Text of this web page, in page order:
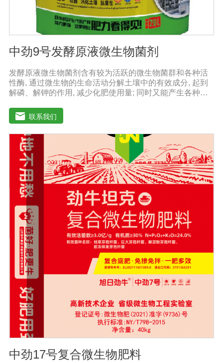
中劲9号发酵原液微生物菌剂
发酵原液微生物菌剂含有较为活跃的微生物菌群和各种活
性酶, 通过微生物的生命活动分解土壤中的有效成分, 起到
解磷、解钾的作用, 减少化肥使用量; 同时又能产生各种农
刺激调节植物生长; 并且能产生抗生素、系统防卫酶等多种
物质, 可以抑制细菌或真菌性病害或诱导系统抗性, 间接达
到促进植物生长的作用。【产品功能】1、改善土填养分疏
松土壤, 提高土壤通透性和保水保肥能力, 增加土壤有机质
防止板结, 有效解决因连工连作、重茬等原因造成的减产问
题。2、解磷解钾、提高化肥利用率有效菌能分解土壤中的
有机质, 减少氨肥的流失; 其中解钾解磷菌能将土壤中固化
的化学钾肥、化学磷肥分解转化为速效钾、速效磷。3、改
善作物品质使用菌剂后, 作物中的蛋白质、糖分、氮基酸、
维生素等有益成分含量有所提高, 起到改善作物品质的作
用。4、增强作物的抗逆性能、提高产量分泌赤霉素、细胞
分裂素、生长素等活性物质, 刺激、调节、促进作物的生长
发育, 增强农作物的抗逆性能, 有利于农作物的增产5、预
防、抑制细菌、真菌性病害如:小麦根腐病、镰刀菌、姜腐
病、黄萎病、灰葡萄孢、香蕉与棉花等枯萎病。
联系我们
中劲17号复合微生物肥料